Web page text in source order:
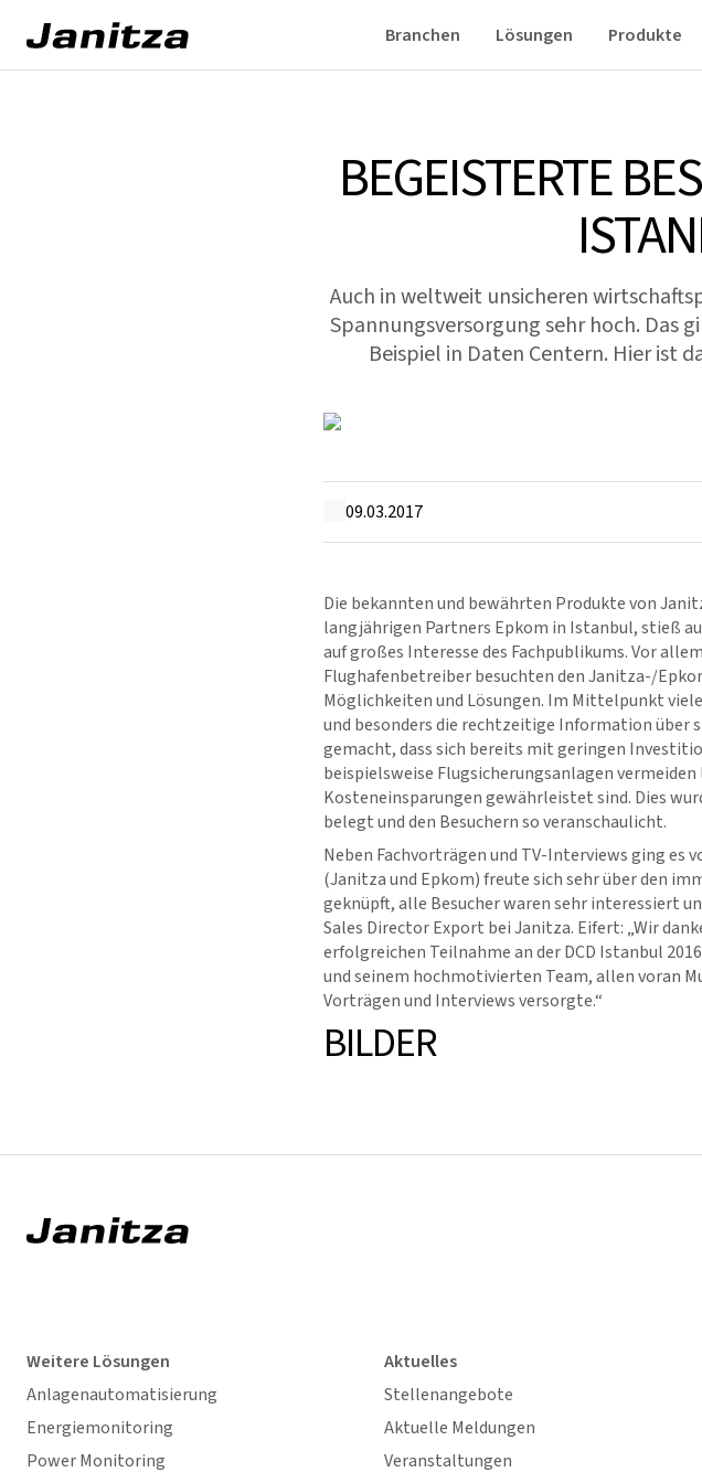
Branchen Lösungen Produkte
BEGEISTERTE
Auch in weltweit unsicheren
Spannungsversorgung sehr hoch. Das
Beispiel in Daten Centern. Hier ist
09.03.2017
Die bekannten und bewährten Produkte von
langjährigen Partners Epkom in Istanbul, stieß
auf großes Interesse des Fachpublikums. Vor
Flughafenbetreiber besuchten den Janitza-/
Möglichkeiten und Lösungen. Im Mittelpunkt
und besonders die rechtzeitige Information über
gemacht, dass sich bereits mit geringen
beispielsweise Flugsicherungsanlagen
Kosteneinsparungen gewährleistet sind. Dies
belegt und den Besuchern so veranschaulicht.
Neben Fachvorträgen und TV-Interviews ging es
(Janitza und Epkom) freute sich sehr über den
geknüpft, alle Besucher waren sehr interessiert
Sales Director Export bei Janitza. Eifert: „Wir
erfolgreichen Teilnahme an der DCD Istanbul
und seinem hochmotivierten Team, allen voran
Vorträgen und Interviews versorgte.“
BILDER
Weitere Lösungen
Anlagenautomatisierung
Energiemonitoring
Power Monitoring
Aktuelles
Stellenangebote
Aktuelle Meldungen
Veranstaltungen